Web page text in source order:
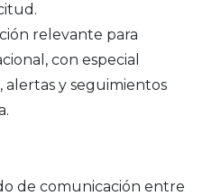
relevante para
con especial
alertas y seguimientos
de comunicación entre